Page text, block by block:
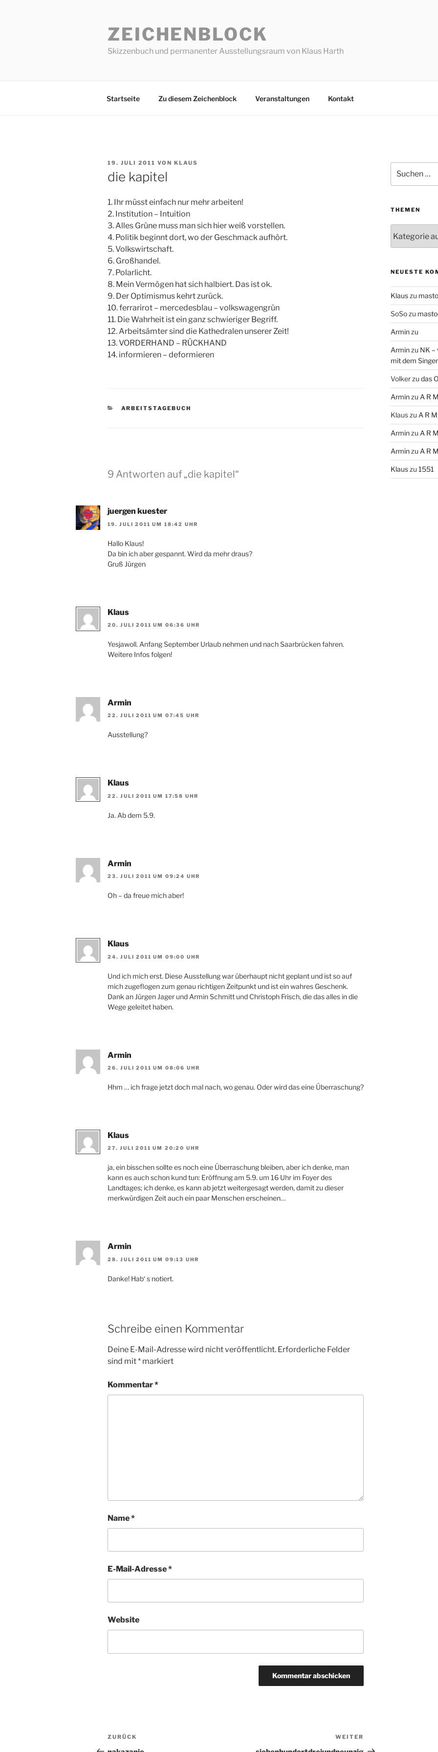
ZEICHENBLOCK
Skizzenbuch und permanenter Ausstellungsraum von Klaus Harth
Startseite Zu diesem Zeichenblock Veranstaltungen Kontakt
VERÖFFENTLICHT
AM
19. JULI 2011 VON KLAUS
die kapitel
1. Ihr müsst einfach nur mehr arbeiten!
2. Institution – Intuition
3. Alles Grüne muss man sich hier weiß vorstellen.
4. Politik beginnt dort, wo der Geschmack aufhört.
5. Volkswirtschaft.
6. Großhandel.
7. Polarlicht.
8. Mein Vermögen hat sich halbiert. Das ist ok.
9. Der Optimismus kehrt zurück.
10. ferrarirot – mercedesblau – volkswagengrün
11. Die Wahrheit ist ein ganz schwieriger Begriff.
12. Arbeitsämter sind die Kathedralen unserer Zeit!
13. VORDERHAND – RÜCKHAND
14. informieren – deformieren
KATEGORIEN
ARBEITSTAGEBUCH
9 Antworten auf „die kapitel“
juergen kuester
19. JULI 2011 UM 18:42 UHR
Hallo Klaus!
Da bin ich aber gespannt. Wird da mehr draus?
Gruß Jürgen
Klaus
20. JULI 2011 UM 06:36 UHR
Yesjawoll. Anfang September Urlaub nehmen und nach Saarbrücken fahren.
Weitere Infos folgen!
Armin
22. JULI 2011 UM 07:45 UHR
Ausstellung?
Klaus
22. JULI 2011 UM 17:58 UHR
Ja. Ab dem 5.9.
Armin
23. JULI 2011 UM 09:24 UHR
Oh – da freue mich aber!
Klaus
24. JULI 2011 UM 09:00 UHR
Und ich mich erst. Diese Ausstellung war überhaupt nicht geplant und ist so auf
mich zugeflogen zum genau richtigen Zeitpunkt und ist ein wahres Geschenk.
Dank an Jürgen Jager und Armin Schmitt und Christoph Frisch, die das alles in die
Wege geleitet haben.
Armin
26. JULI 2011 UM 08:06 UHR
Hhm … ich frage jetzt doch mal nach, wo genau. Oder wird das eine Überraschung?
Klaus
27. JULI 2011 UM 20:20 UHR
ja, ein bisschen sollte es noch eine Überraschung bleiben, aber ich denke, man
kann es auch schon kund tun: Eröffnung am 5.9. um 16 Uhr im Foyer des
Landtages; ich denke, es kann ab jetzt weitergesagt werden, damit zu dieser
merkwürdigen Zeit auch ein paar Menschen erscheinen…
Armin
28. JULI 2011 UM 09:13 UHR
Danke! Hab‘ s notiert.
Schreibe einen Kommentar
Deine E-Mail-Adresse wird nicht veröffentlicht. Erforderliche Felder
sind mit* markiert
Kommentar*
Name*
E-Mail-Adresse*
Website
Beitragsnavigation
Vorheriger
ZURÜCK WEITER
nach:
THEMEN
NEUESTE
Klauszu
SoSozu
Arminzu
Arminzu NK –
mit dem
Volkerzu das
Arminzu A R
Klauszu A R
Arminzu A R
Arminzu A R
Klauszu 1551